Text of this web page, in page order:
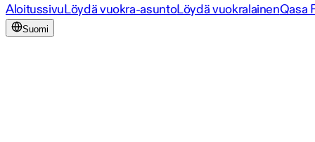
AloitussivuLöydä vuokra-asuntoLöydä vuokralainenQasa
Suomi